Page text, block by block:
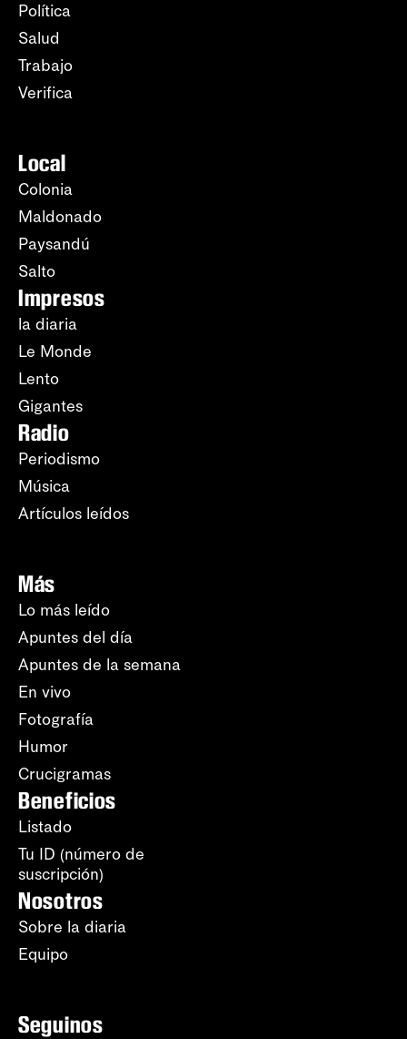
Política
Salud
Trabajo
Verifica
Local
Colonia
Maldonado
Paysandú
Salto
Impresos
la diaria
Le Monde
Lento
Gigantes
Radio
Periodismo
Música
Artículos leídos
Más
Lo más leído
Apuntes del día
Apuntes de la semana
En vivo
Fotografía
Humor
Crucigramas
Beneficios
Listado
Tu ID (número de
suscripción)
Nosotros
Sobre la diaria
Equipo
Seguinos